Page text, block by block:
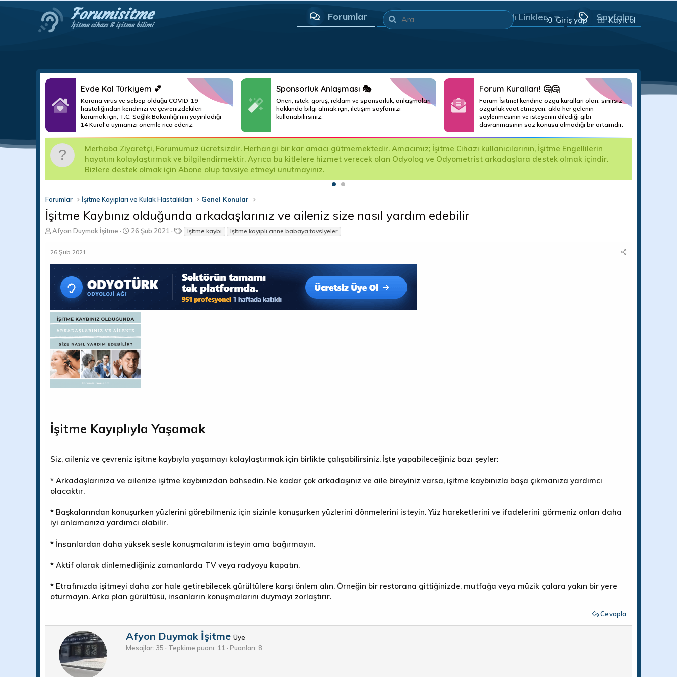
Forumisitme
İşitme cihazı & işitme bilimi
Giriş yap Kayıt ol
Forumlar Neler yeni Yararlı Linkler Sayfalar
Evde Kal Türkiyem 💕
Korona virüs ve sebep olduğu COVID-19
hastalığından kendinizi ve çevrenizdekileri
korumak için, T.C. Sağlık Bakanlığı'nın yayınladığı
14 Kural'a uymanızı önemle rica ederiz.
Sponsorluk Anlaşması 🎭
Öneri, istek, görüş, reklam ve sponsorluk, anlaşmaları
hakkında bilgi almak için, iletişim sayfamızı
kullanabilirsiniz.
Forum Kuralları! 🤔🤔
Forum İsitme! kendine özgü kuralları olan, sınırsız
özgürlük vaat etmeyen, akla her gelenin
söylenmesinin ve isteyenin dilediği gibi
davranmasının söz konusu olmadığı bir ortamdır.
Merhaba Ziyaretçi, Forumumuz ücretsizdir. Herhangi bir kar amacı gütmemektedir. Amacımız; İşitme Cihazı kullanıcılarının, İşitme Engellilerin
hayatını kolaylaştırmak ve bilgilendirmektir. Ayrıca bu kitlelere hizmet verecek olan Odyolog ve Odyometrist arkadaşlara destek olmak içindir.
Bizlere destek olmak için Abone olup tavsiye etmeyi unutmayınız.
Forumlar İşitme Kayıpları ve Kulak Hastalıkları Genel Konular
İşitme Kaybınız olduğunda arkadaşlarınız ve aileniz size nasıl yardım edebilir
K
u
y
u
b
ş
t
a
n
Afyon Duymak İşitme
B
a
n
g
t
a
r
i
h
i
26 Şub 2021
E
e
t
l
e
r
işitme kaybı işitme kayıplı anne babaya tavsiyeler
26 Şub 2021
İşitme Kayıplıyla Yaşamak​
Siz, aileniz ve çevreniz işitme kaybıyla yaşamayı kolaylaştırmak için birlikte çalışabilirsiniz. İşte yapabileceğiniz bazı şeyler:
* Arkadaşlarınıza ve ailenize işitme kaybınızdan bahsedin. Ne kadar çok arkadaşınız ve aile bireyiniz varsa, işitme kaybınızla başa çıkmanıza yardımcı
olacaktır.
* Başkalarından konuşurken yüzlerini görebilmeniz için sizinle konuşurken yüzlerini dönmelerini isteyin. Yüz hareketlerini ve ifadelerini görmeniz onları daha
iyi anlamanıza yardımcı olabilir.
* İnsanlardan daha yüksek sesle konuşmalarını isteyin ama bağırmayın.
* Aktif olarak dinlemediğiniz zamanlarda TV veya radyoyu kapatın.
* Etrafınızda işitmeyi daha zor hale getirebilecek gürültülere karşı önlem alın. Örneğin bir restorana gittiğinizde, mutfağa veya müzik çalara yakın bir yere
oturmayın. Arka plan gürültüsü, insanların konuşmalarını duymayı zorlaştırır.
Cevapla
Y
a
z
Afyon Duymak İşitme Üye
Mesajlar 35 Tepkime puanı 11 Puanları 8